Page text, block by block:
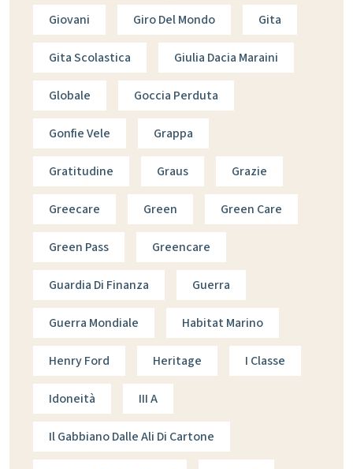
Giovani Giro Del Mondo Gita
Gita Scolastica Giulia Dacia Maraini
Globale Goccia Perduta
Gonfie Vele Grappa
Gratitudine Graus Grazie
Greecare Green Green Care
Green Pass Greencare
Guardia Di Finanza Guerra
Guerra Mondiale Habitat Marino
Henry Ford Heritage I Classe
Idoneità III A
Il Gabbiano Dalle Ali Di Cartone